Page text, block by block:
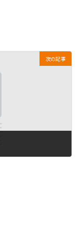
次の記事